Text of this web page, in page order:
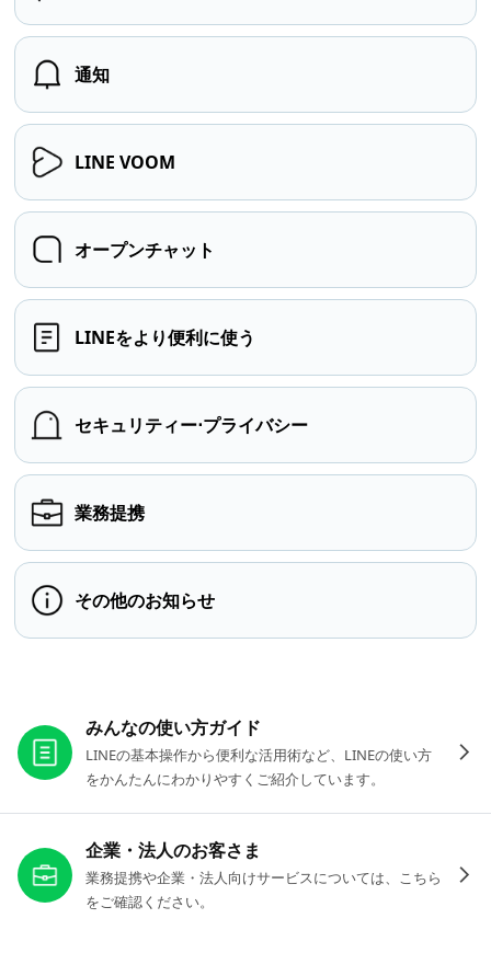
通知
LINE VOOM
オープンチャット
LINEをより便利に使う
セキュリティー⋅プライバシー
業務提携
その他のお知らせ
みんなの使い方ガイド
LINEの基本操作から便利な活用術など、LINEの使い方
をかんたんにわかりやすくご紹介しています。
企業・法人のお客さま
業務提携や企業・法人向けサービスについては、こちら
をご確認ください。